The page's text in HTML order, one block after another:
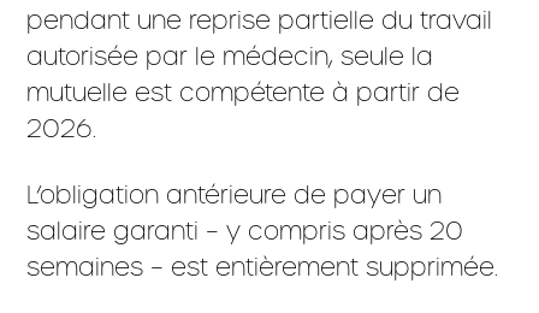
pendant une reprise partielle du travail
autorisée par le médecin, seule la
mutuelle est compétente à partir de
2026.
L’obligation antérieure de payer un
salaire garanti – y compris après 20
semaines – est entièrement supprimée.